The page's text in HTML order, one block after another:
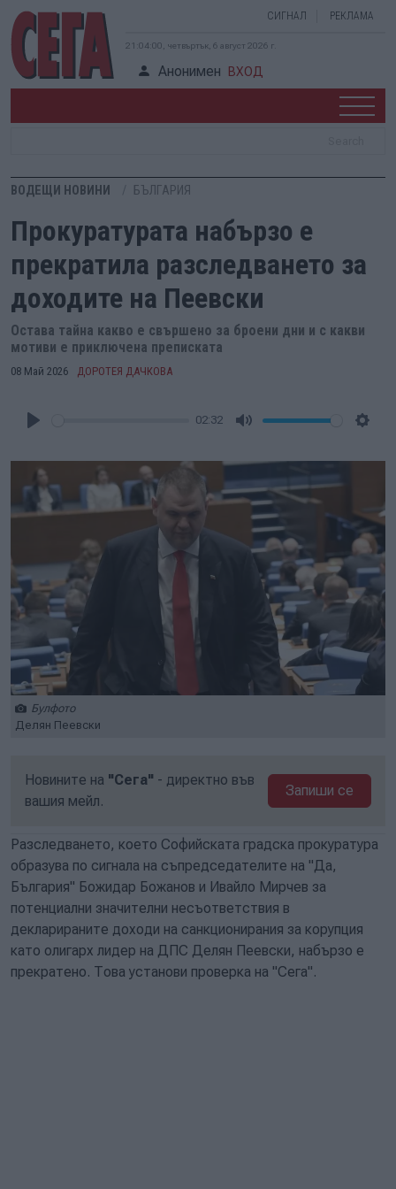
СИГНАЛ РЕКЛАМА
21:04:01, четвъртък, 6 август 2026 г.
Анонимен ВХОД
ВОДЕЩИ НОВИНИ БЪЛГАРИЯ
Прокуратурата набързо е
прекратила разследването за
доходите на Пеевски
Остава тайна какво е свършено за броени дни и с какви
мотиви е приключена преписката
08 Май 2026 ДОРОТЕЯ ДАЧКОВА
02:32
Булфото
Делян Пеевски
Новините на "Сега" - директно във
вашия мейл.
Запиши се
Разследването, което Софийската градска прокуратура
образува по сигнала на съпредседателите на "Да,
България" Божидар Божанов и Ивайло Мирчев за
потенциални значителни несъответствия в
декларираните доходи на санкционирания за корупция
като олигарх лидер на ДПС Делян Пеевски, набързо е
прекратено. Това установи проверка на "Сега".